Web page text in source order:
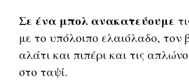
Σε ένα μπολ ανακατεύουμε
με το υπόλοιπο ελαιόλαδο, τον
αλάτι και πιπέρι και τις
στο ταψί.